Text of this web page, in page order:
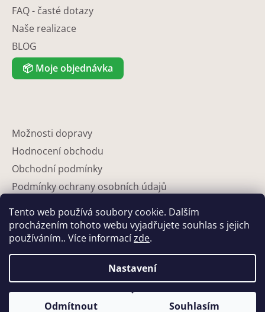
Tento web používá soubory cookie. Dalším
procházením tohoto webu vyjadřujete souhlas s jejich
používáním.. Více informacízde.
Nastavení
Odmítnout Souhlasím
FAQ - časté dotazy
Naše realizace
BLOG
📦 Moje objednávka
Možnosti dopravy
Hodnocení obchodu
Obchodní podmínky
Podmínky ochrany osobních údajů
Partneři
Kontakty